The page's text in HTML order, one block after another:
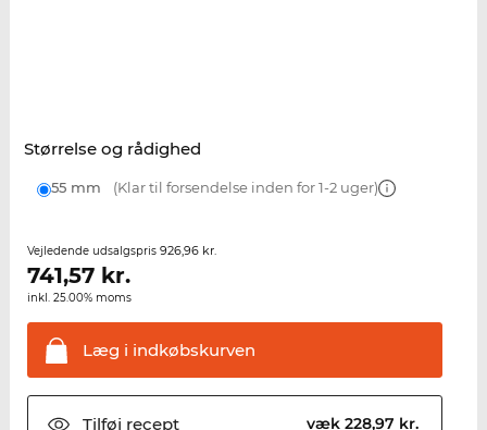
Størrelse og rådighed
55 mm (Klar til forsendelse inden for 1-2 uger)
Vejledende udsalgspris 926,96 kr.
741,57kr.
inkl. 25.00% moms
Læg i indkøbskurven
Tilføj recept væk 228,97 kr.